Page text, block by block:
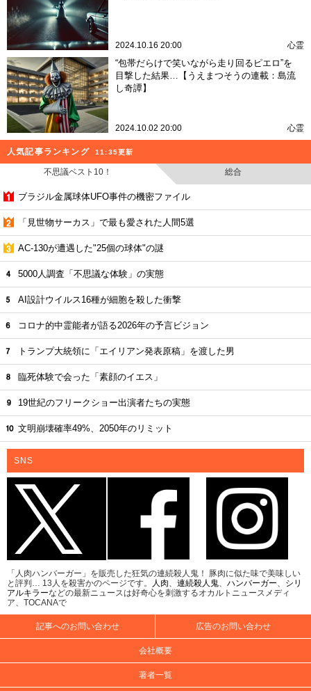
2024.10.16 20:00 心霊
“包帯だらけで笑いながら走り回るピエロ”を
目撃した結果…【うえまつそうの連載：島流
し奇譚】
2024.10.02 20:00 心霊
人気記事ランキング 11:35更新
不思議ベスト10！ 総合
ブラジル金属球体UFO事件の機密ファイル
「見世物サーカス」で最も愛された人間5選
AC-130が遭遇した"25個の球体"の謎
5000人調査「不思議な体験」の実態
AI設計ウイルス16種が細胞を殺した衝撃
コロナ的中霊能者が語る2026年の予言ビジョン
トランプ大統領に「エイリアン発表原稿」を渡した男
臨死体験で会った「素顔のイエス」
19世紀のフリークショー出演者たちの実態
文明崩壊確率49%、2050年のリミット
SNS
「人肉ハンバーガー」を販売した狂気の連続殺人鬼！ 豚肉に似た味で美味しい
と評判… 13人を殺害かのページです。
人肉、 連続殺人鬼、 ハンバーガー、 シリ
アルキラーなどの最新ニュースは好奇心を刺激するオカルトニュースメディ
ア、TOCANAで
記事へのお問い合わせ 広告のお問い合わせ
会社概要
著者一覧